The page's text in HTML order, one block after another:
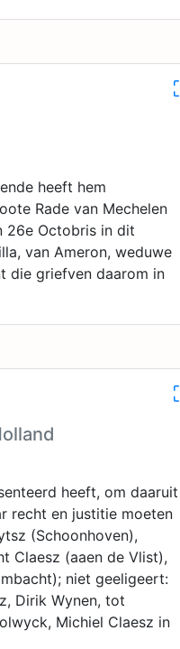
heeft hem
Rade van Mechelen
26e Octobris in dit
van Ameron, weduwe
die griefven daarom in
heeft, om daaruit
recht en justitie moeten
(Schoonhoven),
Claesz (aaen de Vlist),
niet geeligeert:
Dirik Wynen, tot
Michiel Claesz in